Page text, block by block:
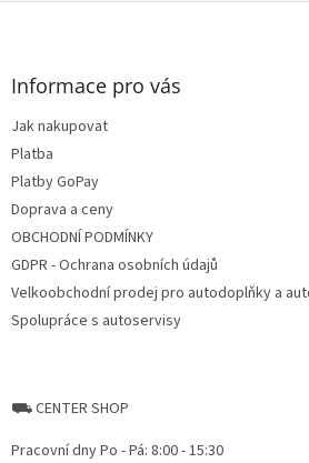
Z
Informace pro vás
Jak nakupovat
Platba
Platby GoPay
Doprava a ceny
OBCHODNÍ PODMÍNKY
GDPR - Ochrana osobních údajů
Velkoobchodní prodej pro autodoplňky a
Spolupráce s autoservisy
⛟ CENTER SHOP
Pracovní dny Po - Pá: 8:00 - 15:30